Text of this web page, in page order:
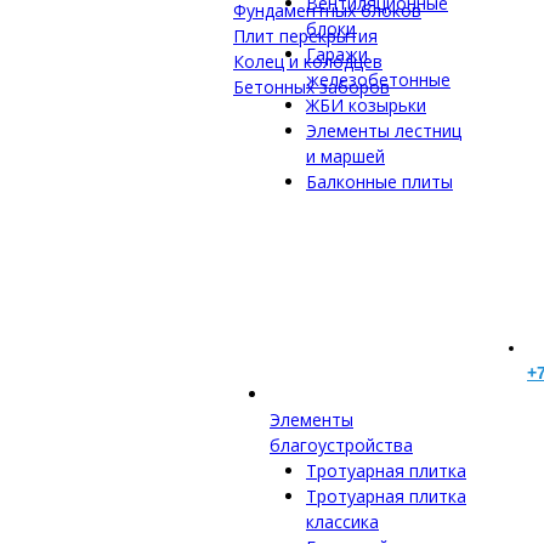
Фундаментных блоков
Плит перекрытия
Колец и колодцев
Бетонных заборов
блоки
Гаражи
железобетонные
ЖБИ козырьки
Элементы лестниц
и маршей
Балконные плиты
Элементы
благоустройства
Тротуарная плитка
Тротуарная плитка
классика